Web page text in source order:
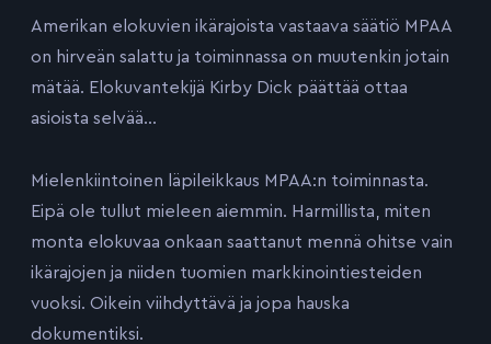
Amerikan elokuvien ikärajoista vastaava säätiö MPAA
on hirveän salattu ja toiminnassa on muutenkin jotain
mätää. Elokuvantekijä Kirby Dick päättää ottaa
asioista selvää…
Mielenkiintoinen läpileikkaus MPAA:n toiminnasta.
Eipä ole tullut mieleen aiemmin. Harmillista, miten
monta elokuvaa onkaan saattanut mennä ohitse vain
ikärajojen ja niiden tuomien markkinointiesteiden
vuoksi. Oikein viihdyttävä ja jopa hauska
dokumentiksi.